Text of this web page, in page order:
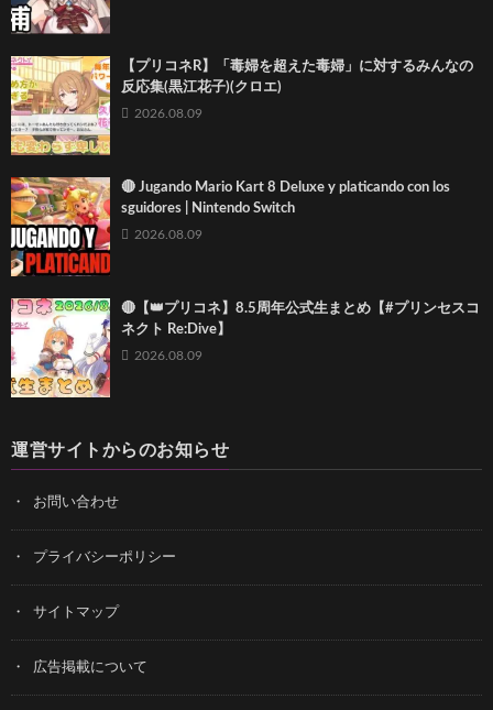
【プリコネR】「毒婦を超えた毒婦」に対するみんなの
反応集(黒江花子)(クロエ)
2026.08.09
🔴 Jugando Mario Kart 8 Deluxe y platicando con los
sguidores | Nintendo Switch
2026.08.09
🔴【👑プリコネ】8.5周年公式生まとめ【#プリンセスコ
ネクト Re:Dive】
2026.08.09
運営サイトからのお知らせ
お問い合わせ
プライバシーポリシー
サイトマップ
広告掲載について